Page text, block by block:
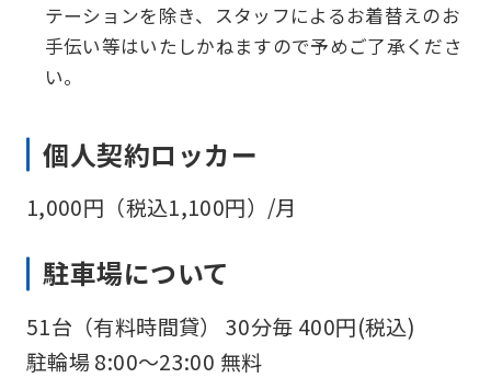
テーションを除き、スタッフによるお着替えのお
手伝い等はいたしかねますので予めご了承くださ
い。
個人契約ロッカー
1,000円（税込1,100円）/月
駐車場について
51台（有料時間貸） 30分毎 400円(税込)
駐輪場 8:00〜23:00 無料